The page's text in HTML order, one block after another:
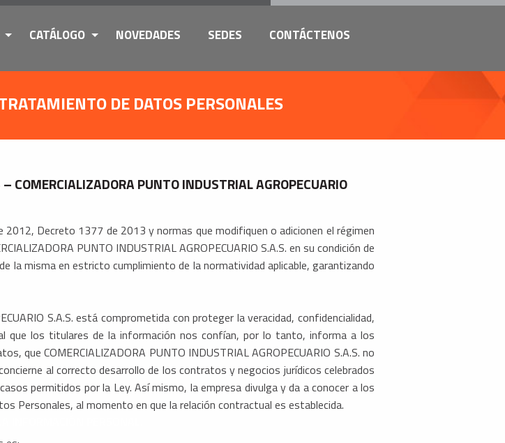
CATÁLOGO NOVEDADES SEDES CONTÁCTENOS
DE DATOS PERSONALES
COMERCIALIZADORA PUNTO INDUSTRIAL AGROPECUARIO
Decreto 1377 de 2013 y normas que modifiquen o adicionen el régimen
PUNTO INDUSTRIAL AGROPECUARIO S.A.S. en su condición de
la misma en estricto cumplimiento de la normatividad aplicable, garantizando
S.A.S. está comprometida con proteger la veracidad, confidencialidad,
que los titulares de la información nos confían, por lo tanto, informa a los
que COMERCIALIZADORA PUNTO INDUSTRIAL AGROPECUARIO S.A.S. no
al correcto desarrollo de los contratos y negocios jurídicos celebrados
permitidos por la Ley. Así mismo, la empresa divulga y da a conocer a los
Personales, al momento en que la relación contractual es establecida.